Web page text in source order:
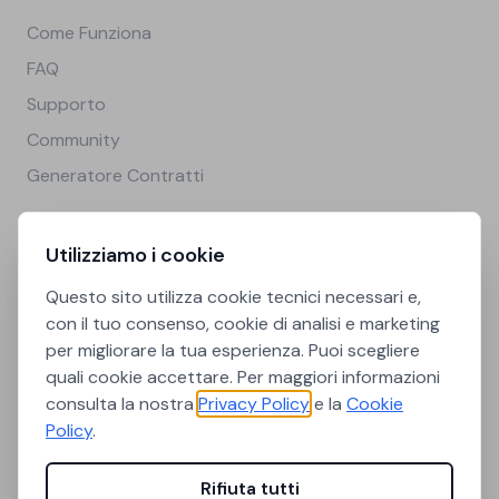
Come Funziona
FAQ
Supporto
Community
Generatore Contratti
Cookie Policy
Termini e Condizioni
Preferenze Cookie
Utilizziamo i cookie
Questo sito utilizza cookie tecnici necessari e,
con il tuo consenso, cookie di analisi e marketing
per migliorare la tua esperienza. Puoi scegliere
quali cookie accettare. Per maggiori informazioni
consulta la nostra Privacy Policye la Cookie
Policy.
Rifiuta tutti